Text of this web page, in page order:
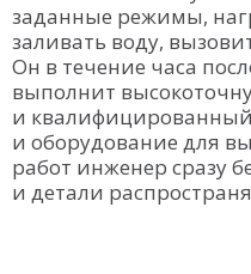
заданные режимы,
заливать воду,
Он в течение часа
выполнит
и
и оборудование для
работ инженер сразу
и детали